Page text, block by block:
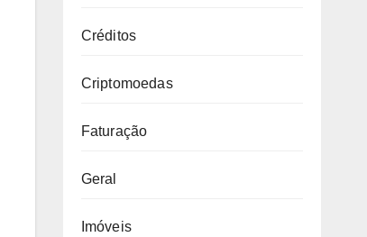
Créditos
Criptomoedas
Faturação
Geral
Imóveis